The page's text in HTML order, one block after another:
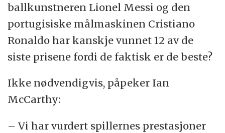
ballkunstneren Lionel Messi og den
portugisiske målmaskinen Cristiano
Ronaldo har kanskje vunnet 12 av de
siste prisene fordi de faktisk er de beste?
Ikke nødvendigvis, påpeker Ian
McCarthy:
– Vi har vurdert spillernes prestasjoner